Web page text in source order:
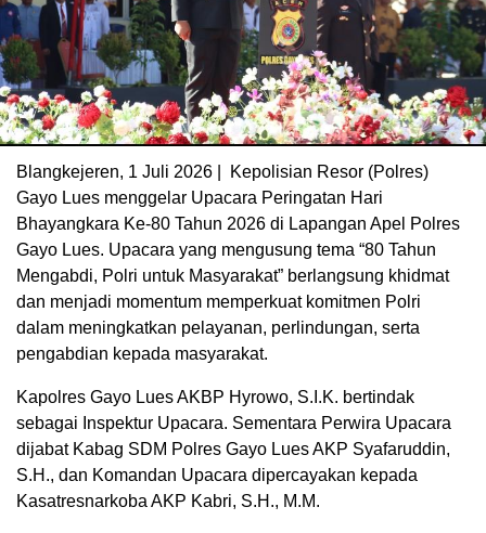
Blangkejeren, 1 Juli 2026 | Kepolisian Resor (Polres)
Gayo Lues menggelar Upacara Peringatan Hari
Bhayangkara Ke-80 Tahun 2026 di Lapangan Apel Polres
Gayo Lues. Upacara yang mengusung tema “80 Tahun
Mengabdi, Polri untuk Masyarakat” berlangsung khidmat
dan menjadi momentum memperkuat komitmen Polri
dalam meningkatkan pelayanan, perlindungan, serta
pengabdian kepada masyarakat.
Kapolres Gayo Lues AKBP Hyrowo, S.I.K. bertindak
sebagai Inspektur Upacara. Sementara Perwira Upacara
dijabat Kabag SDM Polres Gayo Lues AKP Syafaruddin,
S.H., dan Komandan Upacara dipercayakan kepada
Kasatresnarkoba AKP Kabri, S.H., M.M.